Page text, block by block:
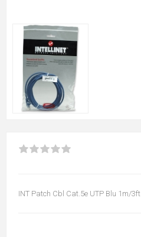
INT Patch Cbl Cat.5e UTP Blu 1m/3ft